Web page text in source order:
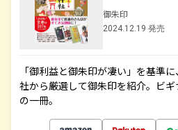
御朱印
2024.12.19 発売
「御利益と御朱印が凄い」を基準
社から厳選して御朱印を紹介。ビ
の一冊。